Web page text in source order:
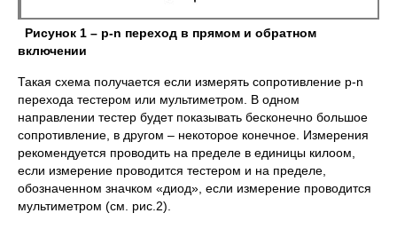
Рисунок 1 – p-n переход в прямом и обратном
включении
Такая схема получается если измерять сопротивление p-n
перехода тестером или мультиметром. В одном
направлении тестер будет показывать бесконечно большое
сопротивление, в другом – некоторое конечное. Измерения
рекомендуется проводить на пределе в единицы килоом,
если измерение проводится тестером и на пределе,
обозначенном значком «диод», если измерение проводится
мультиметром (см. рис.2).